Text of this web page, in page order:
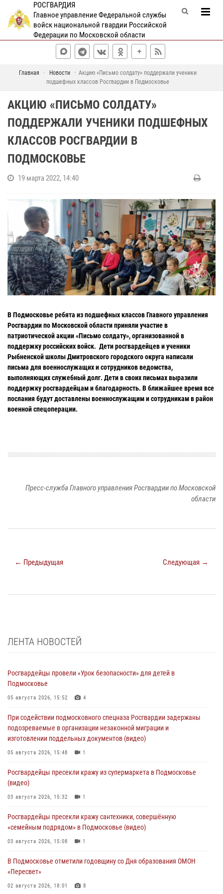
РОСГВАРДИЯ
Главное управление Федеральной службы
войск национальной гвардии Российской
Федерации по Московской области
Главная Новости
Акцию «Письмо солдату» поддержали ученики
подшефных классов Росгвардии в Подмосковье
АКЦИЮ «ПИСЬМО СОЛДАТУ»
ПОДДЕРЖАЛИ УЧЕНИКИ ПОДШЕФНЫХ
КЛАССОВ РОСГВАРДИИ В
ПОДМОСКОВЬЕ
19 марта 2022, 14:40
В Подмосковье ребята из подшефных классов Главного управления
Росгвардии по Московской области приняли участие в
патриотической акции «Письмо солдату», организованной в
поддержку российских войск. Дети росгвардейцев и ученики
Рыбненской школы Дмитровского городского округа написали
письма для военнослужащих и сотрудников ведомства,
выполняющих служебный долг. Дети в своих письмах выразили
поддержку росгвардейцам и благодарность. В ближайшее время все
послания будут доставлены военнослужащим и сотрудникам в район
военной спецоперации.
Пресс-служба Главного управления Росгвардии по Московской
области
← Предыдущая Следующая →
ЛЕНТА НОВОСТЕЙ
Росгвардейцы провели «Урок безопасности» для детей в
Подмосковье
05 августа 2026, 15:52 4
При содействии подмосковного спецназа Росгвардии задержаны
подозреваемые в организации незаконной миграции и
изготовлении поддельных документов (видео)
05 августа 2026, 15:48 1
Росгвардейцы пресекли кражу из супермаркета в Подмосковье
(видео)
03 августа 2026, 15:32 1
Росгвардейцы пресекли кражу сантехники, совершённую
«семейным подрядом» в Подмосковье (видео)
03 августа 2026, 15:08 1
В Подмосковье отметили годовщину со Дня образования ОМОН
«Пересвет»
02 августа 2026, 18:01 8